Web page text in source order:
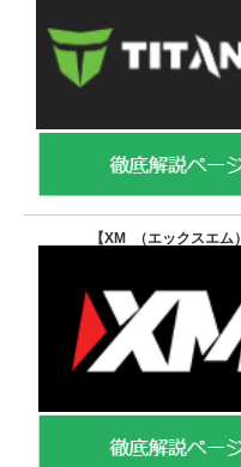
【XM （エックスエム）